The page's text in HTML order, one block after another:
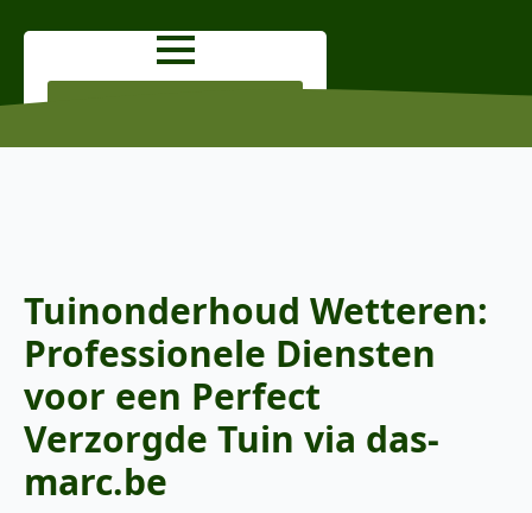
Tuinonderhoud Wetteren:
Professionele Diensten
voor een Perfect
Verzorgde Tuin via das-
marc.be